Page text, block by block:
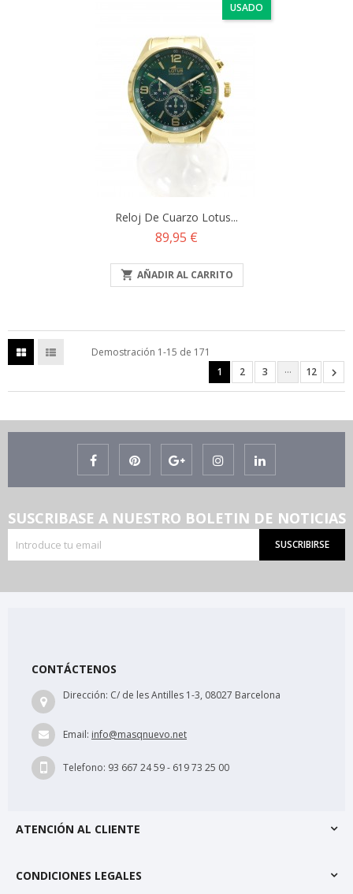
USADO
Reloj De Cuarzo Lotus...
Precio
89,95 €
 AÑADIR AL CARRITO
Demostración 1-15 de 171
1
2 3 … 12 
SUSCRIBASE A NUESTRO BOLETIN DE NOTICIAS
SUSCRIBIRSE
CONTÁCTENOS
Dirección: C/ de les Antilles 1-3, 08027 Barcelona
Email: info@masqnuevo.net
Telefono: 93 667 24 59 - 619 73 25 00
ATENCIÓN AL CLIENTE
CONDICIONES LEGALES